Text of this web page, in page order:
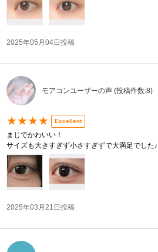
2025年05月04日投稿
モアコンユーザーの声 (投稿件数:8)
★★★★ Excellent
まじでかわいい！
サイズも大きすぎず小さすぎずで大満足でした♩
2025年03月21日投稿